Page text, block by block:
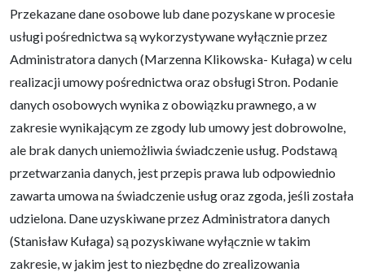
Przekazane dane osobowe lub dane pozyskane w procesie
usługi pośrednictwa są wykorzystywane wyłącznie przez
Administratora danych (Marzenna Klikowska- Kułaga) w celu
realizacji umowy pośrednictwa oraz obsługi Stron. Podanie
danych osobowych wynika z obowiązku prawnego, a w
zakresie wynikającym ze zgody lub umowy jest dobrowolne,
ale brak danych uniemożliwia świadczenie usług. Podstawą
przetwarzania danych, jest przepis prawa lub odpowiednio
zawarta umowa na świadczenie usług oraz zgoda, jeśli została
udzielona. Dane uzyskiwane przez Administratora danych
(Stanisław Kułaga) są pozyskiwane wyłącznie w takim
zakresie, w jakim jest to niezbędne do zrealizowania